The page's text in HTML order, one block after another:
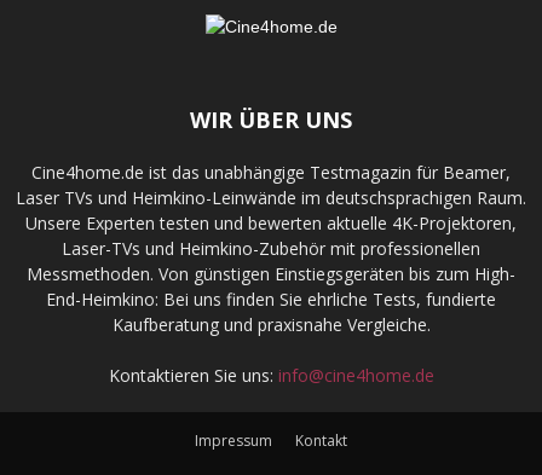
WIR ÜBER UNS
Cine4home.de ist das unabhängige Testmagazin für Beamer,
Laser TVs und Heimkino-Leinwände im deutschsprachigen Raum.
Unsere Experten testen und bewerten aktuelle 4K-Projektoren,
Laser-TVs und Heimkino-Zubehör mit professionellen
Messmethoden. Von günstigen Einstiegsgeräten bis zum High-
End-Heimkino: Bei uns finden Sie ehrliche Tests, fundierte
Kaufberatung und praxisnahe Vergleiche.
Kontaktieren Sie uns: info@cine4home.de
Impressum
Kontakt